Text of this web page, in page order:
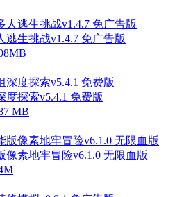
逃生挑战v1.4.7 免广告版
度探索v5.4.1 免费版
MB
像素地牢冒险v6.1.0 无限血版